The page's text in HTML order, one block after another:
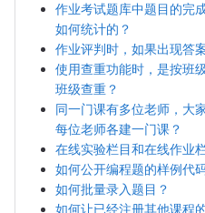
作业考试题库中题目的完
如何统计的？
作业评判时，如果出现答
使用查重功能时，是按班
班级查重？
同一门课有多位老师，大
每位老师各建一门课？
在线实验栏目和在线作业
如何公开编程题的样例代
如何批量录入题目？
如何让已经注册其他课程